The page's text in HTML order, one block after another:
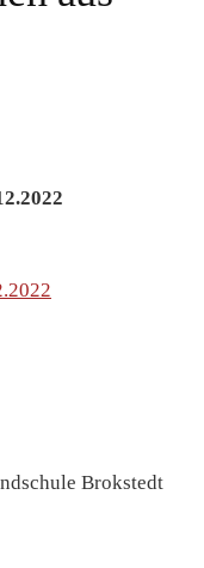
Brokstedt